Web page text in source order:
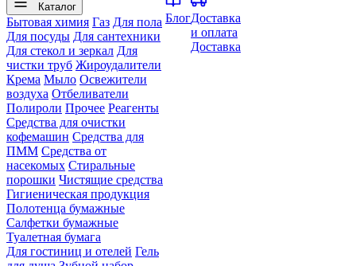
Каталог
Бытовая химия Газ Для пола
Для посуды Для сантехники
Для стекол и зеркал Для
чистки труб Жироудалители
Крема Мыло Освежители
воздуха Отбеливатели
Полироли Прочее Реагенты
Средства для очистки
кофемашин Средства для
ПММ Средства от
насекомых Стиральные
порошки Чистящие средства
Гигиеническая продукция
Полотенца бумажные
Салфетки бумажные
Туалетная бумага
Для гостиниц и отелей Гель
БлогДоставка
и оплата
Доставка